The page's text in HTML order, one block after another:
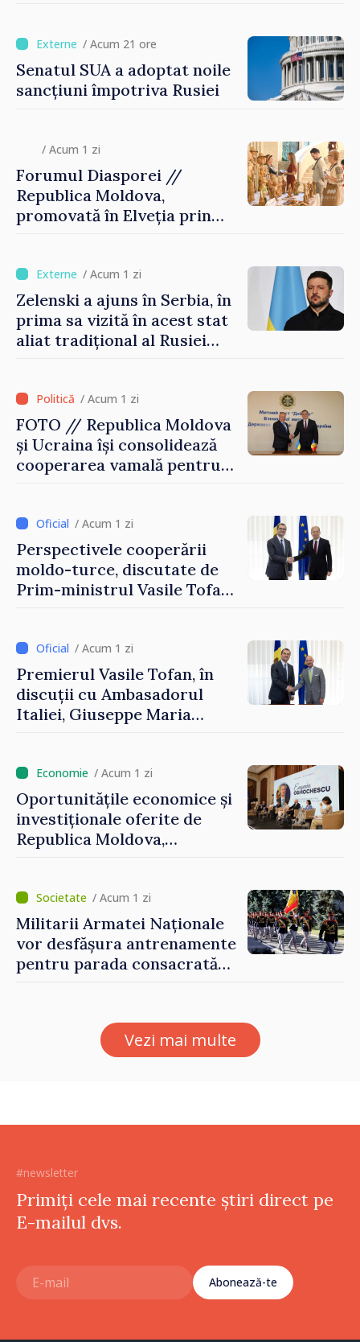
/ Acum 21 ore
Senatul SUA a adoptat noile
sancțiuni împotriva Rusiei
/ Acum 1 zi
Forumul Diasporei //
Republica Moldova,
promovată în Elveția prin
/ Acum 1 zi
Zelenski a ajuns în Serbia, în
prima sa vizită în acest stat
aliat tradițional al Rusiei
/ Acum 1 zi
FOTO // Republica Moldova
și Ucraina își consolidează
cooperarea vamală pentru
Reuniune la Moghiliov-
Podolsk
/ Acum 1 zi
Perspectivele cooperării
moldo-turce, discutate de
Prim-ministrul Vasile Tofan
/ Acum 1 zi
Premierul Vasile Tofan, în
discuții cu Ambasadorul
Italiei, Giuseppe Maria
/ Acum 1 zi
Oportunitățile economice și
investiționale oferite de
Republica Moldova,
Forumul Diasporei
/ Acum 1 zi
Militarii Armatei Naționale
vor desfășura antrenamente
pentru parada consacrată
Vezi mai multe
#newsletter
Primiți cele mai recente știri direct pe
E-mailul dvs.
Abonează-te